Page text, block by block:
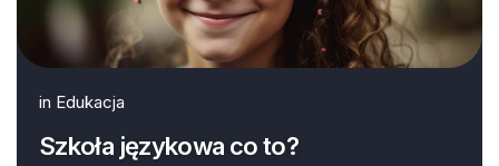
in Edukacja
Szkoła językowa co to?